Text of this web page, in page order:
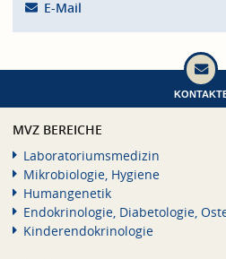
E-Mail
MVZ BEREICHE
Laboratoriumsmedizin
Mikrobiologie, Hygiene
Humangenetik
Endokrinologie, Diabetologie,
Kinderendokrinologie